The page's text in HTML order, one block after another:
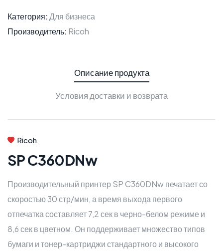
Категория:Для бизнеса
Производитель: Ricoh
Описание продукта
Условия доставки и возврата
Ricoh
SP C360DNw
Производительный принтер SP C360DNw печатает со
скоростью 30 стр/мин, а время выхода первого
отпечатка составляет 7,2 сек в черно-белом режиме и
8,6 сек в цветном. Он поддерживает множество типов
бумаги и тонер-картриджи стандартного и высокого